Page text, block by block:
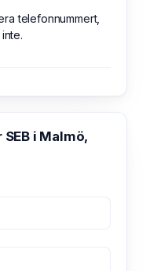
telefonnummert,
i Malmö,